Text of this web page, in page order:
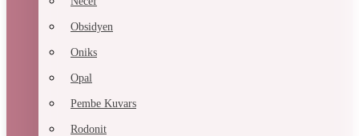
Obsidyen
Oniks
Opal
Pembe Kuvars
Rodonit